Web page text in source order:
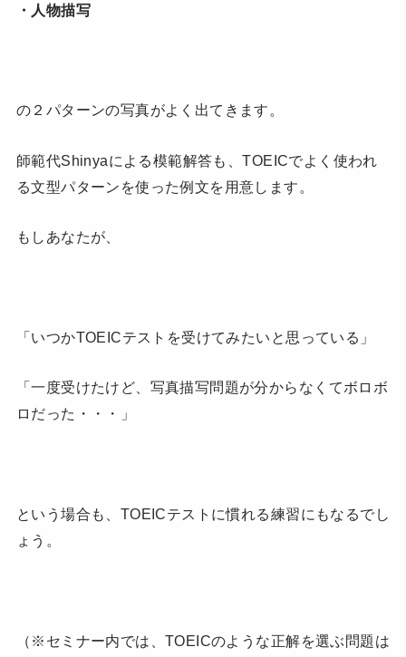
・人物描写
の２パターンの写真がよく出てきます。
師範代Shinyaによる模範解答も、TOEICでよく使われ
る文型パターンを使った例文を用意します。
もしあなたが、
「いつかTOEICテストを受けてみたいと思っている」
「一度受けたけど、写真描写問題が分からなくてボロボ
ロだった・・・」
という場合も、TOEICテストに慣れる練習にもなるでし
ょう。
（※セミナー内では、TOEICのような正解を選ぶ問題は